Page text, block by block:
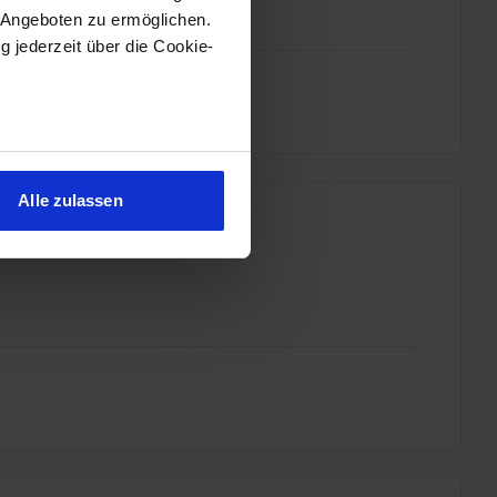
zu ermöglichen.
jederzeit über die Cookie-
können
Präferenzen im
Verwendung unserer
Rahmen Ihrer Nutzung
Alle zulassen